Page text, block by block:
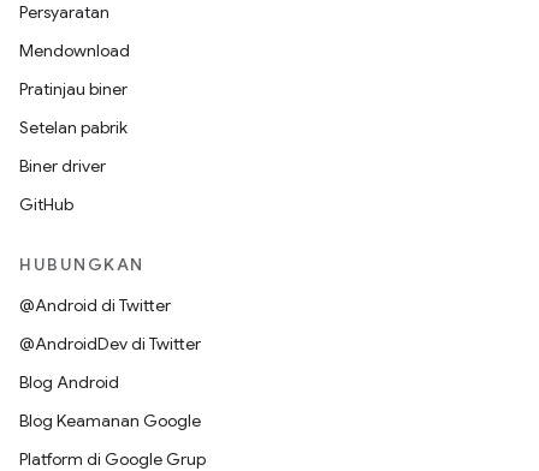
Persyaratan
Mendownload
Pratinjau biner
Setelan pabrik
Biner driver
GitHub
HUBUNGKAN
@Android di Twitter
@AndroidDev di Twitter
Blog Android
Blog Keamanan Google
Platform di Google Grup